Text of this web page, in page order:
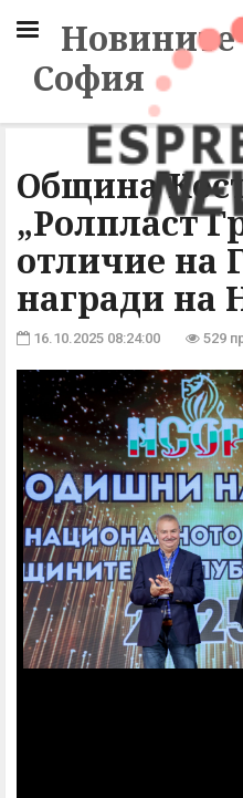
Новините
София
Община
„Ролпласт
отличие на
награди на
16.10.2025 08:24:00 529